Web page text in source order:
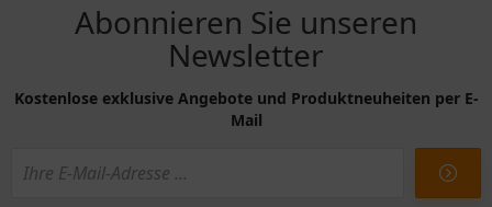
Abonnieren Sie unseren
Newsletter
Kostenlose exklusive Angebote und Produktneuheiten per E-
Mail